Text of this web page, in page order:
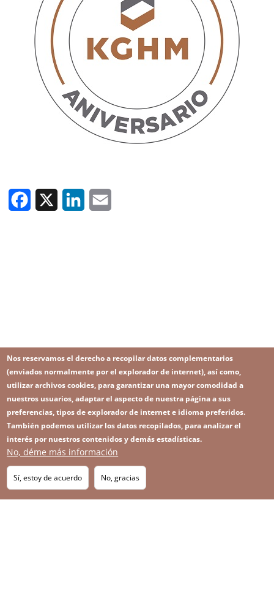
Facebook LinkedIn
Footer
menu
Suscríbase a nuestro Newsletter
Image
SITEMAP
IMAGE
Nos reservamos el derecho a recopilar datos complementarios
(enviados normalmente por el explorador de internet), así como,
utilizar archivos cookies, para garantizar una mayor comodidad a
nuestros usuarios, adaptar el aspecto de nuestra página a sus
preferencias, tipos de explorador de internet e idioma preferidos.
También podemos utilizar los datos recopilados, para analizar el
interés por nuestros contenidos y demás estadísticas.
No, déme más información
Sí, estoy de acuerdo No, gracias